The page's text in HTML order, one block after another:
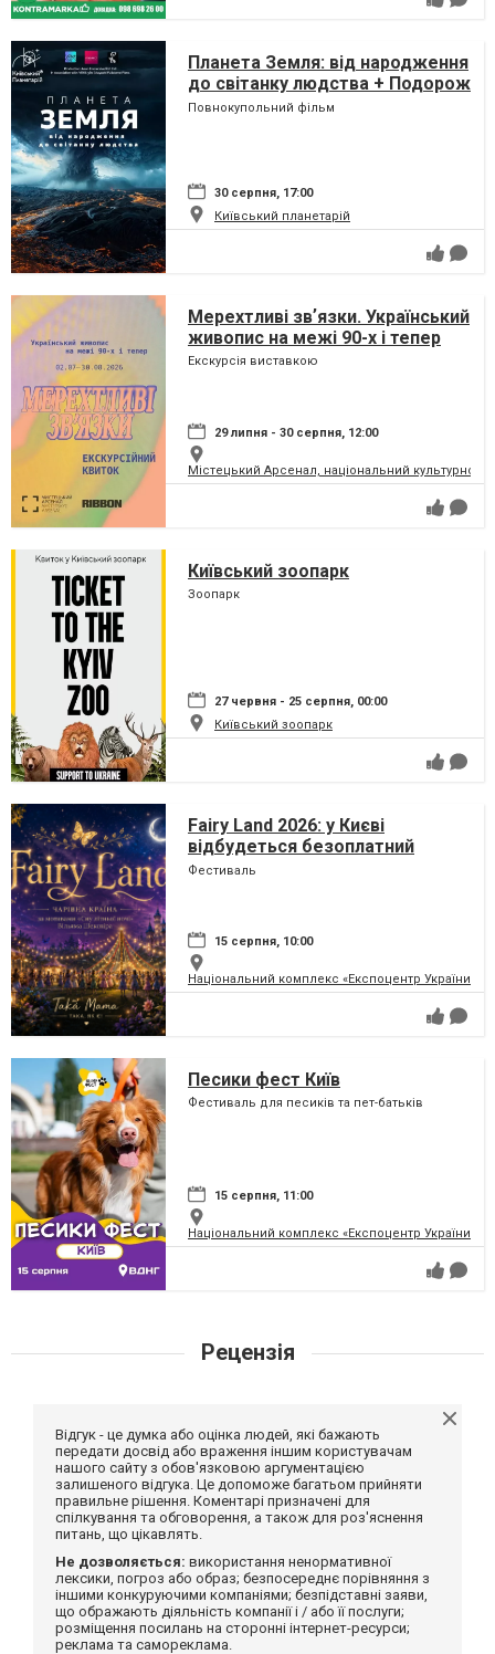
Планета Земля: від народження
до світанку людства + Подорож
сузір'ями (класична програма)
Повнокупольний фільм
30 серпня, 17:00
Київський планетарій
Мерехтливі звʼязки. Український
живопис на межі 90-х і тепер
Екскурсія виставкою
29 липня - 30 серпня, 12:00
Містецький Арсенал, національний культурно-
Київський зоопарк
Зоопарк
27 червня - 25 серпня, 00:00
Київський зоопарк
Fairy Land 2026: у Києві
відбудеться безоплатний
сімейний фестиваль, який
Фестиваль
15 серпня, 10:00
Національний комплекс «Експоцентр України»
Песики фест Київ
Фестиваль для песиків та пет-батьків
15 серпня, 11:00
Національний комплекс «Експоцентр України»
Рецензія
Відгук - це думка або оцінка людей, які бажають
передати досвід або враження іншим користувачам
нашого сайту з обов'язковою аргументацією
залишеного відгука. Це допоможе багатьом прийняти
правильне рішення. Коментарі призначені для
спілкування та обговорення, а також для роз'яснення
питань, що цікавлять.
Не дозволяється: використання ненормативної
лексики, погроз або образ; безпосереднє порівняння з
іншими конкуруючими компаніями; безпідставні заяви,
що ображають діяльність компанії і / або її послуги;
розміщення посилань на сторонні інтернет-ресурси;
реклама та самореклама.